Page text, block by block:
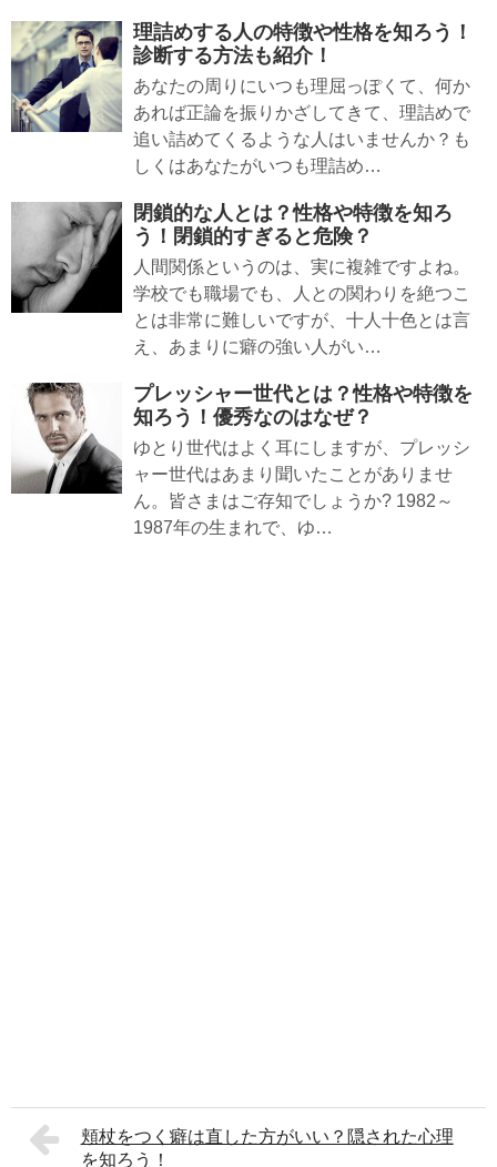
理詰めする人の特徴や性格を知ろう！
診断する方法も紹介！
あなたの周りにいつも理屈っぽくて、何か
あれば正論を振りかざしてきて、理詰めで
追い詰めてくるような人はいませんか？も
しくはあなたがいつも理詰め…
閉鎖的な人とは？性格や特徴を知ろ
う！閉鎖的すぎると危険？
人間関係というのは、実に複雑ですよね。
学校でも職場でも、人との関わりを絶つこ
とは非常に難しいですが、十人十色とは言
え、あまりに癖の強い人がい…
プレッシャー世代とは？性格や特徴を
知ろう！優秀なのはなぜ？
ゆとり世代はよく耳にしますが、プレッシ
ャー世代はあまり聞いたことがありませ
ん。皆さまはご存知でしょうか? 1982～
1987年の生まれで、ゆ…
頬杖をつく癖は直した方がいい？隠された心理
を知ろう！